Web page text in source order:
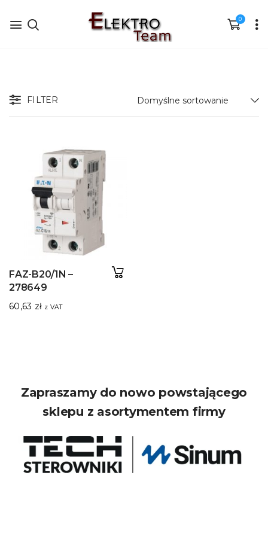
0
FILTER
FAZ-B20/1N –
278649
60,63 zł z VAT
Zapraszamy do nowo powstającego
sklepu z asortymentem firmy